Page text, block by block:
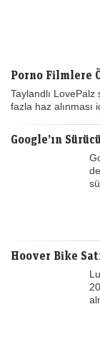
Porno Filmlere
Taylandlı
fazla haz alınması
Google’ın
Hoover Bike